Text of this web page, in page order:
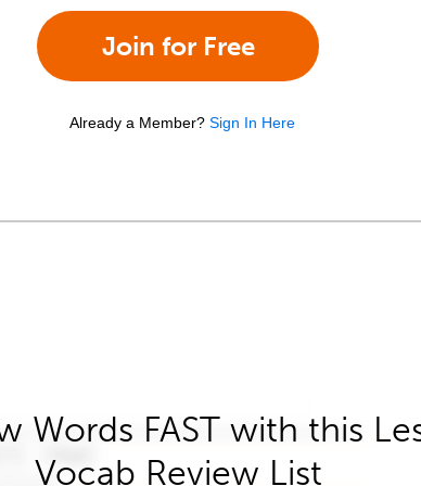
Join for Free
Already a Member? Sign In Here
Words FAST with this
Vocab Review List